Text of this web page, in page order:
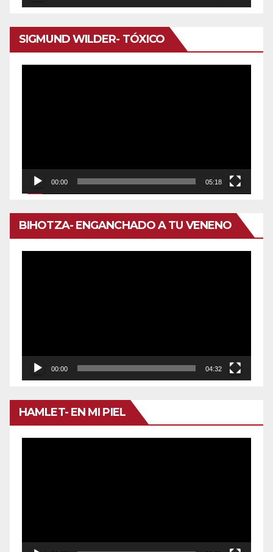
de
audio
SIGMUND WILDER- TÓXICO
00:00 05:18
BIHOTZA- ENGANCHADO A TU VENENO
00:00 04:32
HAMLET- EN MI PIEL